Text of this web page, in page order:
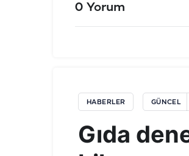
0 Yorum
HABERLER GÜNCEL
Gıda